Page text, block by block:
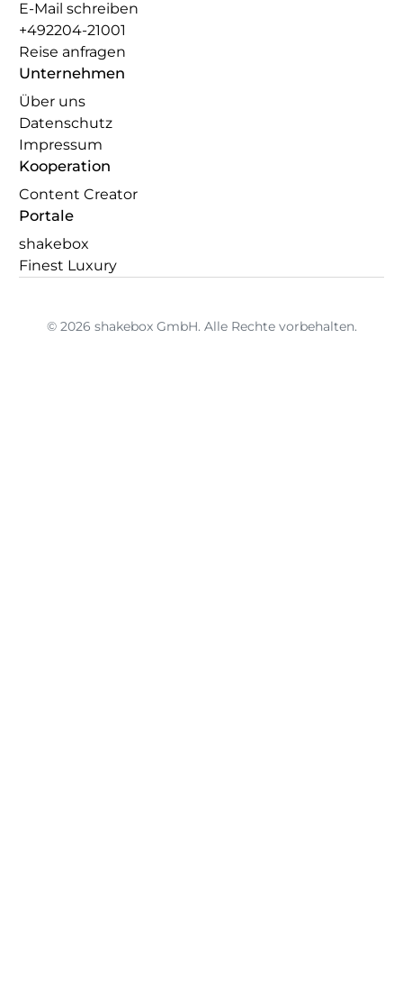
E-Mail schreiben
+492204-21001
Reise anfragen
Unternehmen
Über uns
Datenschutz
Impressum
Kooperation
Content Creator
Portale
shakebox
Finest Luxury
© 2026 shakebox GmbH. Alle Rechte vorbehalten.